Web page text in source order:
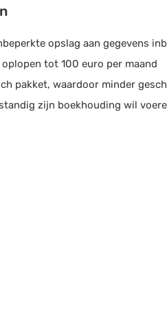
opslag aan gegevens
oplopen tot 100 euro per maand
pakket, waardoor minder
zijn boekhouding wil